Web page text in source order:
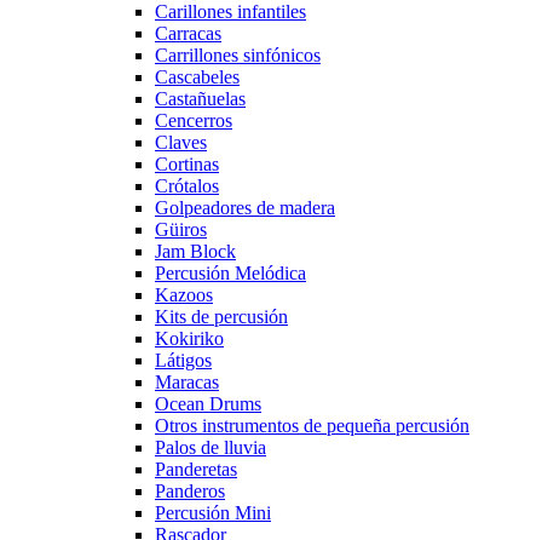
Carillones infantiles
Carracas
Carrillones sinfónicos
Cascabeles
Castañuelas
Cencerros
Claves
Cortinas
Crótalos
Golpeadores de madera
Güiros
Jam Block
Percusión Melódica
Kazoos
Kits de percusión
Kokiriko
Látigos
Maracas
Ocean Drums
Otros instrumentos de pequeña percusión
Palos de lluvia
Panderetas
Panderos
Percusión Mini
Rascador